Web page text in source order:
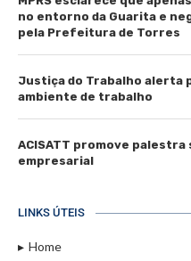
no entorno da Guarita e
pela Prefeitura de Torres
Justiça do Trabalho alerta
ambiente de trabalho
ACISATT promove
empresarial
LINKS ÚTEIS
Home